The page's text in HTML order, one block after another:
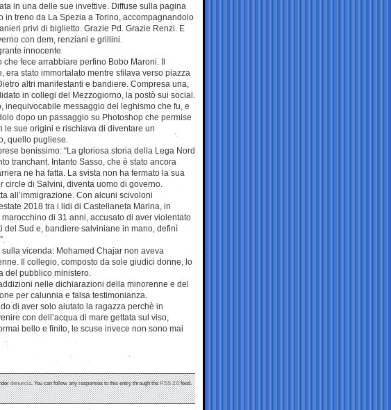
in una delle sue invettive. Diffuse sulla pagina
in treno da La Spezia a Torino, accompagnandolo
privi di biglietto. Grazie Pd. Grazie Renzi. E
con dem, renziani e grillini.
innocente
fece arrabbiare perfino Bobo Maroni. Il
era stato immortalato mentre sfilava verso piazza
altri manifestanti e bandiere. Compresa una,
in collegi del Mezzogiorno, la postò sui social.
inequivocabile messaggio del leghismo che fu, e
dopo un passaggio su Photoshop che permise
le sue origini e rischiava di diventare un
quello pugliese.
benissimo: “La gloriosa storia della Lega Nord
tranchant. Intanto Sasso, che è stato ancora
ne ha fatta. La svista non ha fermato la sua
circle di Salvini, diventa uomo di governo.
all’immigrazione. Con alcuni scivoloni
2018 tra i lidi di Castellaneta Marina, in
di 31 anni, accusato di aver violentato
del Sud e, bandiere salviniane in mano, definì
vicenda: Mohamed Chajar non aveva
Il collegio, composto da sole giudici donne, lo
del pubblico ministero.
nelle dichiarazioni della minorenne e del
per calunnia e falsa testimonianza.
di aver solo aiutato la ragazza perchè in
con dell’acqua di mare gettata sul viso,
bello e finito, le scuse invece non sono mai
denuncia. You can follow any responses to this entry through theRSS 2.0feed.